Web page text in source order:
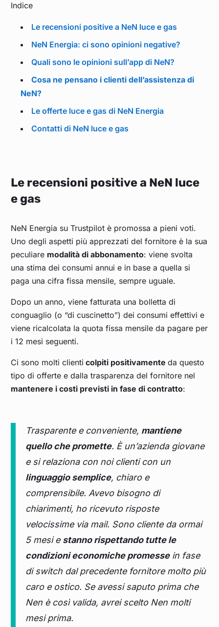
Indice
Le recensioni positive a NeN luce e gas
NeN Energia: ci sono opinioni negative?
Quali sono le opinioni sull’app di NeN?
Cosa ne pensano i clienti dell’assistenza di
NeN?
Le offerte luce e gas di NeN Energia
Contatti di NeN luce e gas
Le recensioni positive a NeN luce
e gas
NeN Energia su Trustpilot è promossa a pieni voti.
Uno degli aspetti più apprezzati del fornitore è la sua
peculiare modalità di abbonamento: viene svolta
una stima dei consumi annui e in base a quella si
paga una cifra fissa mensile, sempre uguale.
Dopo un anno, viene fatturata una bolletta di
conguaglio (o “di cuscinetto”) dei consumi effettivi e
viene ricalcolata la quota fissa mensile da pagare per
i 12 mesi seguenti.
Ci sono molti clienti colpiti positivamenteda questo
tipo di offerte e dalla trasparenza del fornitore nel
mantenere i costi previsti in fase di contratto:
Trasparente e conveniente, mantiene
quello che promette. È un’azienda giovane
e si relaziona con noi clienti con un
linguaggio semplice, chiaro e
comprensibile. Avevo bisogno di
chiarimenti, ho ricevuto risposte
velocissime via mail. Sono cliente da ormai
5 mesi e stanno rispettando tutte le
condizioni economiche promessein fase
di switch dal precedente fornitore molto più
caro e ostico. Se avessi saputo prima che
Nen è così valida, avrei scelto Nen molti
mesi prima.